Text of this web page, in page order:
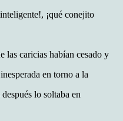
¡qué conejito
las caricias habían cesado y
en torno a la
lo soltaba en